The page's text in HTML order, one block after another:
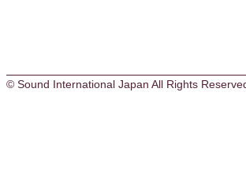
© Sound International Japan All Rights